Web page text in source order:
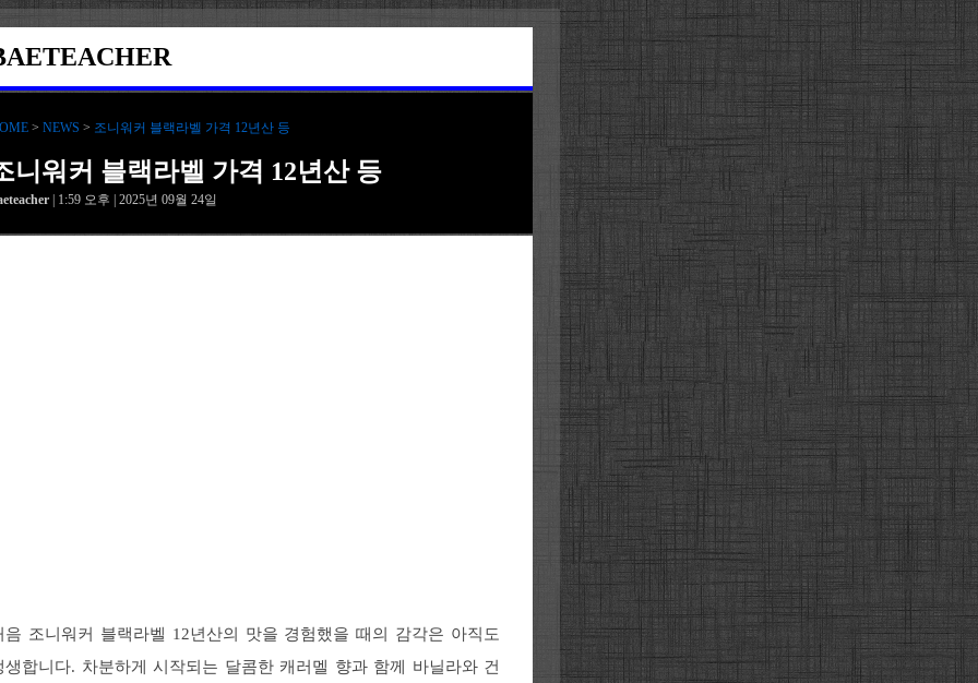
> NEWS > 조니워커 블랙라벨 가격 12년산 등
니워커 블랙라벨 가격 12년산 등
| 1:59 오후 | 2025년 09월 24일
음 조니워커 블랙라벨 12년산의 맛을 경험했을 때의 감각은 아직도
생합니다. 차분하게 시작되는 달콤한 캐러멜 향과 함께 바닐라와 건